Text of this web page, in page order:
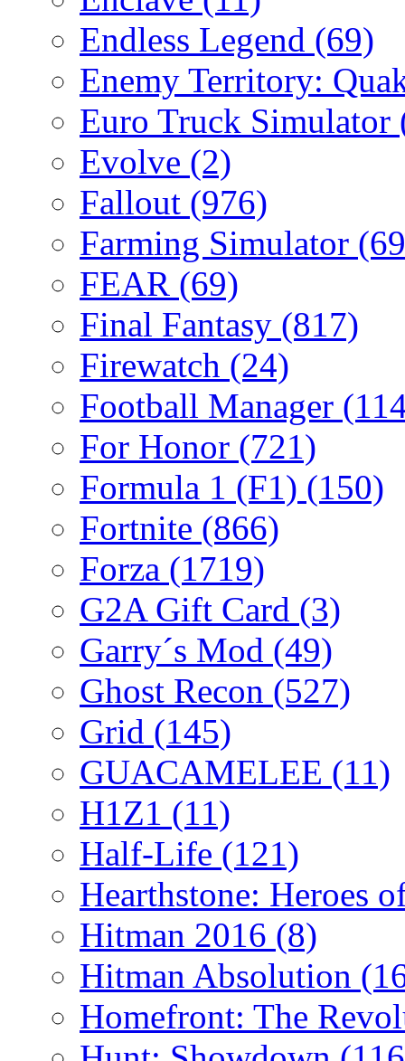
Endless Legend (69)
Enemy Territory:
Euro Truck Simulator
Evolve (2)
Fallout (976)
Farming Simulator
FEAR (69)
Final Fantasy (817)
Firewatch (24)
Football Manager
For Honor (721)
Formula 1 (F1) (150)
Fortnite (866)
Forza (1719)
G2A Gift Card (3)
Garry´s Mod (49)
Ghost Recon (527)
Grid (145)
GUACAMELEE (11)
H1Z1 (11)
Half-Life (121)
Hearthstone: Heroes
Hitman 2016 (8)
Hitman Absolution
Homefront: The